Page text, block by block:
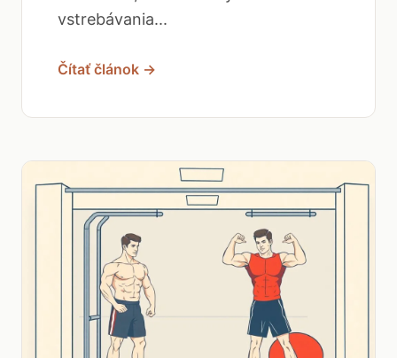
vstrebávania...
Čítať článok →